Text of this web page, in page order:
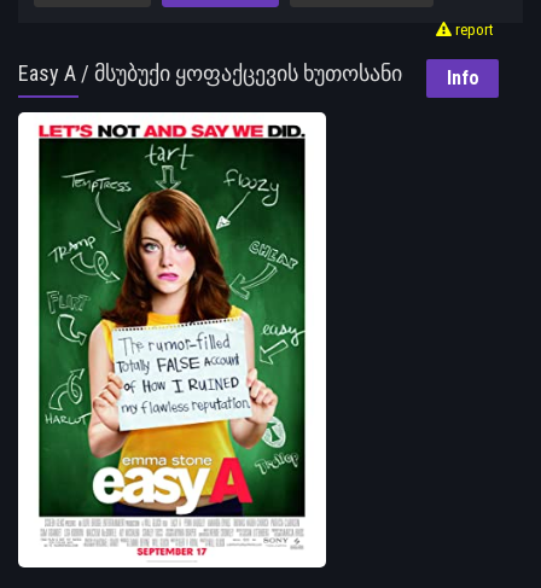
report
Easy A / მსუბუქი ყოფაქცევის ხუთოსანი Info